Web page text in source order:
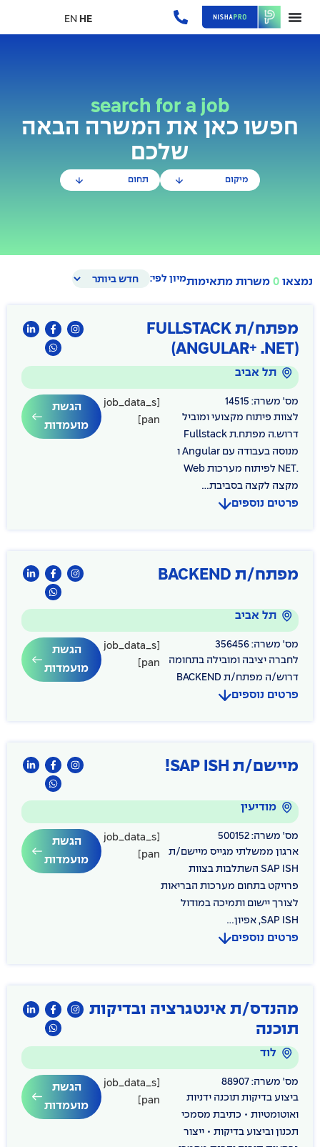
search for a job
חפשו כאן את המשרה הבאה
שלכם
מיקום תחום
נמצאו 0 משרות מתאימותמיון לפי:
מפתח/ת FULLSTACK
(ANGULAR+ .NET)
תל אביב
מס' משרה: 14515
לצוות פיתוח מקצועי ומוביל
דרוש.ה מפתח.ת Fullstack
מנוסה בעבודה עם Angular ו
.NET לפיתוח מערכות Web
מקצה לקצה בסביבת...
פרטים נוספים
הגשת
מועמדות
[job_data_s
pan]
מפתח/ת BACKEND
תל אביב
מס' משרה: 356456
לחברה יציבה ומובילה בתחומה
דרוש/ה מפתח/ת BACKEND
פרטים נוספים
הגשת
מועמדות
[job_data_s
pan]
מיישם/ת SAP ISH!
מודיעין
מס' משרה: 500152
ארגון ממשלתי מגייס מיישם/ת
SAP ISH השתלבות בצוות
פרויקט בתחום מערכות הבריאות
לצורך יישום ותמיכה במודול
SAP ISH, אפיון...
פרטים נוספים
הגשת
מועמדות
[job_data_s
pan]
מהנדס/ת אינטגרציה ובדיקות
תוכנה
לוד
מס' משרה: 88907
ביצוע בדיקות תוכנה ידניות
ואוטומטיות • כתיבת מסמכי
תכנון וביצוע בדיקות • ייצור
הגשת
מועמדות
[job_data_s
pan]
EN HE